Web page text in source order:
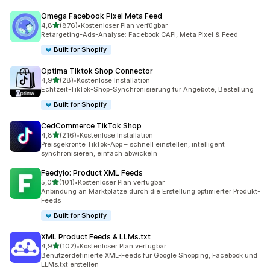
Omega Facebook Pixel Meta Feed
4,8von 5 Sternen
(876)
876 Rezensionen insgesamt
•Kostenloser Plan verfügbar
Retargeting-Ads-Analyse: Facebook CAPI, Meta Pixel & Feed
Built for Shopify
Optima Tiktok Shop Connector
4,9von 5 Sternen
(28)
28 Rezensionen insgesamt
•Kostenlose Installation
Echtzeit-TikTok-Shop-Synchronisierung für Angebote, Bestellung
Built for Shopify
CedCommerce TikTok Shop
4,8von 5 Sternen
(216)
216 Rezensionen insgesamt
•Kostenlose Installation
Preisgekrönte TikTok-App – schnell einstellen, intelligent
synchronisieren, einfach abwickeln
Feedyio: Product XML Feeds
5,0von 5 Sternen
(101)
101 Rezensionen insgesamt
•Kostenloser Plan verfügbar
Anbindung an Marktplätze durch die Erstellung optimierter Produkt-
Feeds
Built for Shopify
XML Product Feeds & LLMs.txt
4,9von 5 Sternen
(102)
102 Rezensionen insgesamt
•Kostenloser Plan verfügbar
Benutzerdefinierte XML-Feeds für Google Shopping, Facebook und
LLMs.txt erstellen